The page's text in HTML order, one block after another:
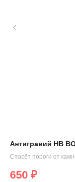
Антигравий HB
Спасёт пороги от
650 ₽